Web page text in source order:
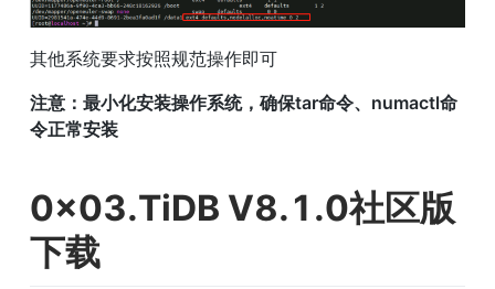
其他系统要求按照规范操作即可
注意：最小化安装操作系统，确保tar命令、numactl命
令正常安装
0x03.TiDB V8.1.0社区版
下载